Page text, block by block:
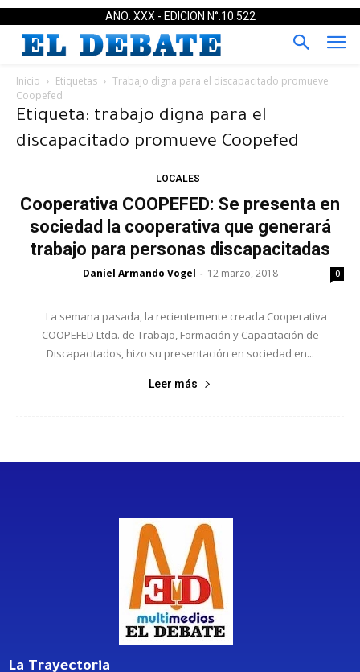
AÑO: XXX - EDICION N°:10.522
Inicio Etiquetas
Trabajo digna para el discapacitado promueve
Coopefed
Etiqueta: trabajo digna para el
discapacitado promueve Coopefed
LOCALES
Cooperativa COOPEFED: Se presenta en
sociedad la cooperativa que generará
trabajo para personas discapacitadas
Daniel Armando Vogel - 12 marzo, 2018 0
La semana pasada, la recientemente creada Cooperativa
COOPEFED Ltda. de Trabajo, Formación y Capacitación de
Discapacitados, hizo su presentación en sociedad en...
Leer más
La Trayectoria